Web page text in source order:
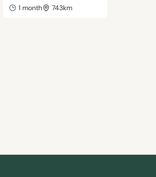
1 month 743km